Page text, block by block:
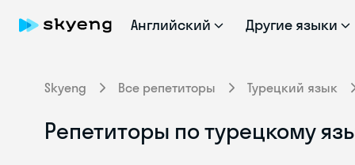
Английский Другие языки
Skyeng Все репетиторы Турецкий язык
Репетиторы по турецкому